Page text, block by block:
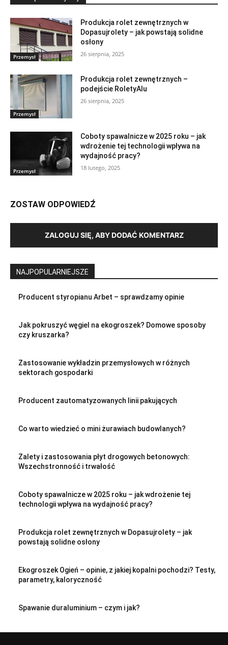
Przemysł
Produkcja rolet zewnętrznych w
Dopasujrolety – jak powstają solidne
osłony
26 sierpnia, 2025
Przemysł
Produkcja rolet zewnętrznych –
podejście RoletyAlu
26 sierpnia, 2025
Przemysł
Coboty spawalnicze w 2025 roku – jak
wdrożenie tej technologii wpływa na
wydajność pracy?
18 lutego, 2025
ZOSTAW ODPOWIEDŹ
ZALOGUJ SIĘ, ABY DODAĆ KOMENTARZ
NAJPOPULARNIEJSZE
Producent styropianu Arbet – sprawdzamy opinie
Jak pokruszyć węgiel na ekogroszek? Domowe sposoby
czy kruszarka?
Zastosowanie wykładzin przemysłowych w różnych
sektorach gospodarki
Producent zautomatyzowanych linii pakujących
Co warto wiedzieć o mini żurawiach budowlanych?
Zalety i zastosowania płyt drogowych betonowych:
Wszechstronność i trwałość
Coboty spawalnicze w 2025 roku – jak wdrożenie tej
technologii wpływa na wydajność pracy?
Produkcja rolet zewnętrznych w Dopasujrolety – jak
powstają solidne osłony
Ekogroszek Ogień – opinie, z jakiej kopalni pochodzi? Testy,
parametry, kaloryczność
Spawanie duraluminium – czym i jak?